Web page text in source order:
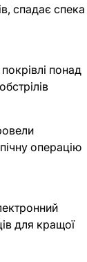
спадає спека
понад
операцію
для кращої